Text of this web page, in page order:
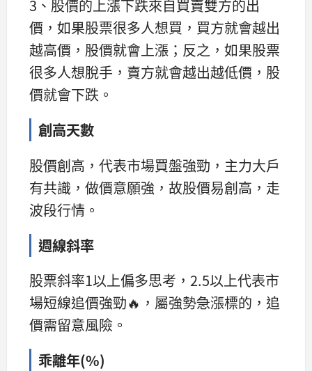
3、股價的上漲下跌來自買賣雙方的出
價，如果股票很多人想買，買方就會越出
越高價，股價就會上漲；反之，如果股票
很多人想脫手，賣方就會越出越低價，股
價就會下跌。
創高天數
股價創高，代表市場買盤強勁，主力大戶
有共識，做價意願強，故股價易創高，走
波段行情。
週線斜率
股票斜率1以上偏多思考，2.5以上代表市
場短線追價強勁🔥，屬強勢急漲標的，追
價需留意風險。
乖離年(%)